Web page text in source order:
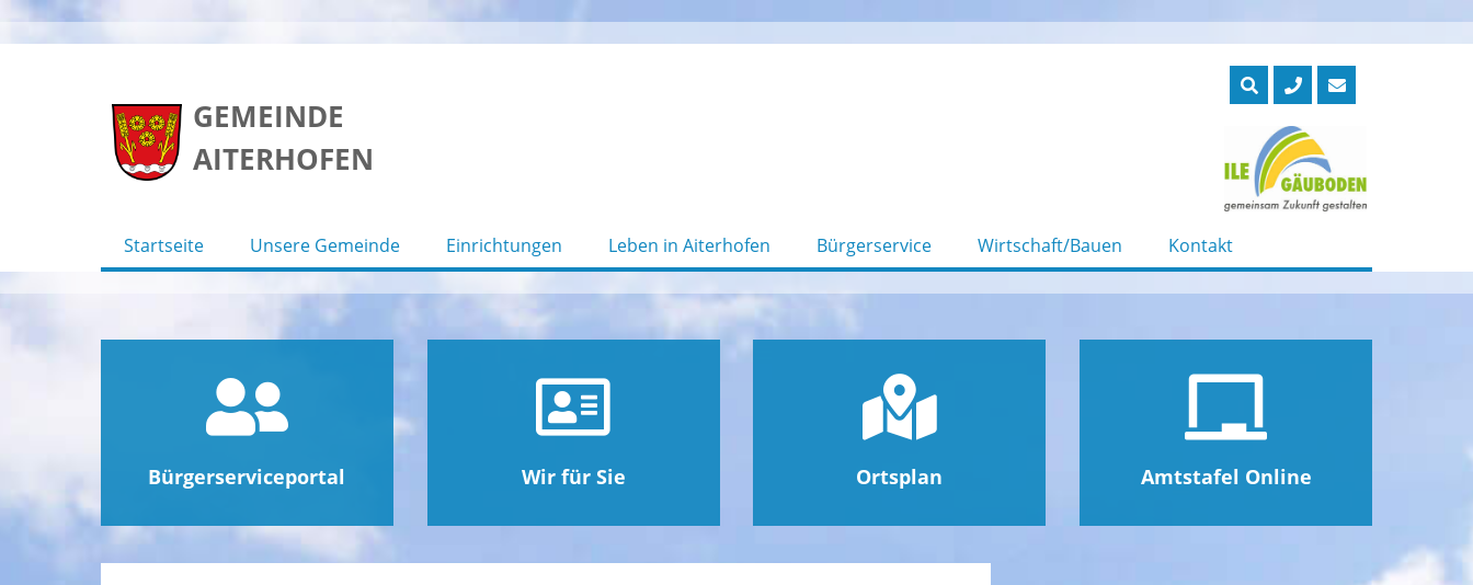
GEMEINDE
AITERHOFEN
Startseite Unsere Gemeinde Einrichtungen Leben in Aiterhofen Bürgerservice Wirtschaft/Bauen Kontakt
Bürgerserviceportal Wir für Sie Ortsplan Amtstafel Online